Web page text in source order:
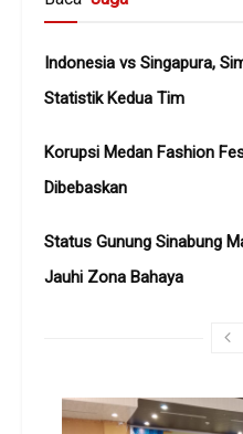
Indonesia vs Singapura,
Statistik Kedua Tim
Korupsi Medan Fashion
Dibebaskan
Status Gunung Sinabung
Jauhi Zona Bahaya